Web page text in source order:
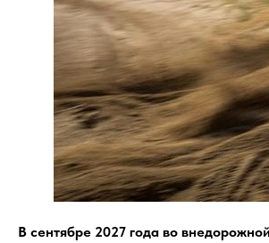
В сентябре 2027 года во